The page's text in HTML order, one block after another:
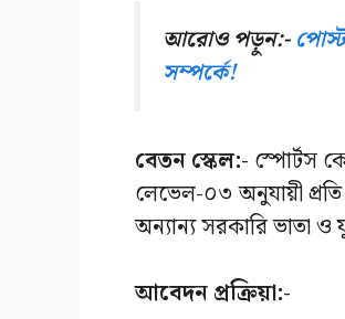
আরোও পড়ুন:-
সম্পর্কে!
বেতন স্কেল:- স্পোর্টস
লেভেল-০৩ অনুযায়ী
অন্যান্য সরকারি ভাতা ও
আবেদন প্রক্রিয়া:-